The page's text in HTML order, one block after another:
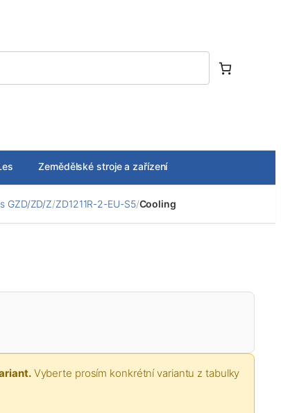
Zemědělské stroje a zařízení
GZD/ZD/Z/ZD1211R-2-EU-S5/Cooling
Vyberte prosím konkrétní variantu z tabulky